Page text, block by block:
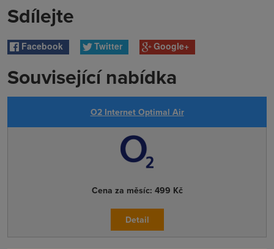
Sdílejte
Facebook Twitter Google+
Související nabídka
O2 Internet Optimal Air
Cena za měsíc: 499 Kč
Detail